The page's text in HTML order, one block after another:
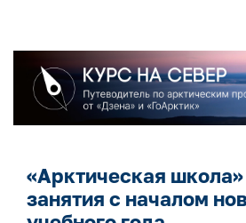
«Арктическая
занятия с началом